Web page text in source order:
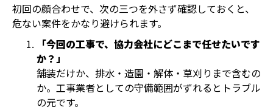
初回の顔合わせで、次の三つを外さず確認しておくと、
危ない案件をかなり避けられます。
「今回の工事で、協力会社にどこまで任せたいです
か？」
舗装だけか、排水・造園・解体・草刈りまで含むの
か。工事業者としての守備範囲がずれるとトラブル
の元です。